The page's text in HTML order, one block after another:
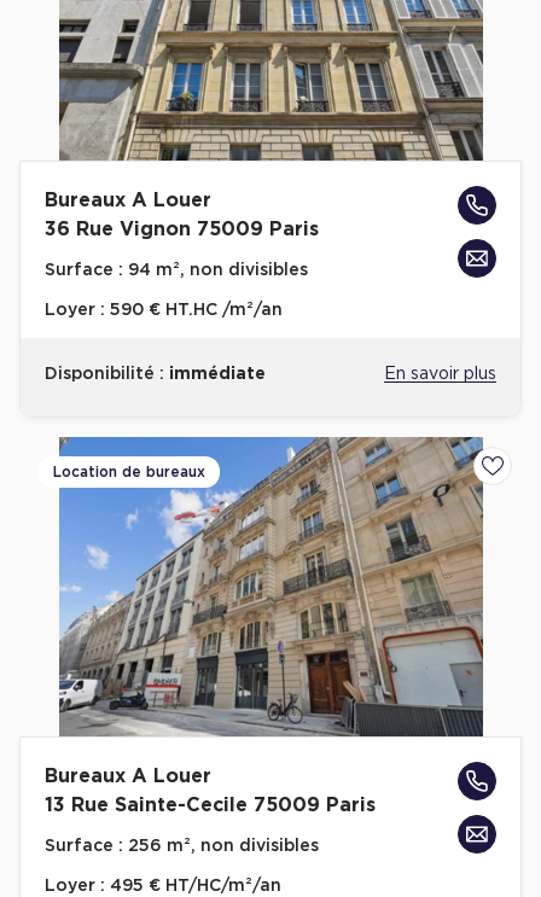
Bureaux A Louer
36 Rue Vignon 75009 Paris
Surface : 94 m², non divisibles
Loyer : 590 € HT.HC /m²/an
Disponibilité : immédiate En savoir plus
Location de bureaux
Bureaux A Louer
13 Rue Sainte-Cecile 75009 Paris
Surface : 256 m², non divisibles
Loyer : 495 € HT/HC/m²/an